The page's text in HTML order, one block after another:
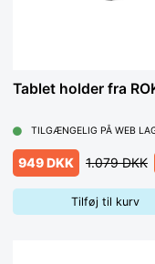
Tablet holder fra
TILGÆNGELIG PÅ WEB
949 DKK 1.079 DKK
Tilføj til kurv